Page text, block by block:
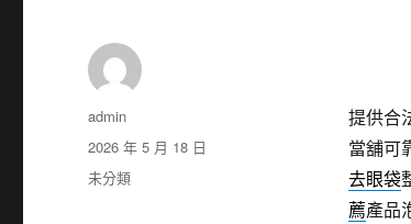
提供合
當舖可
去眼袋
薦產品
作
者
admin
發
佈
日
2026 年 5 月 18 日
分
未分類